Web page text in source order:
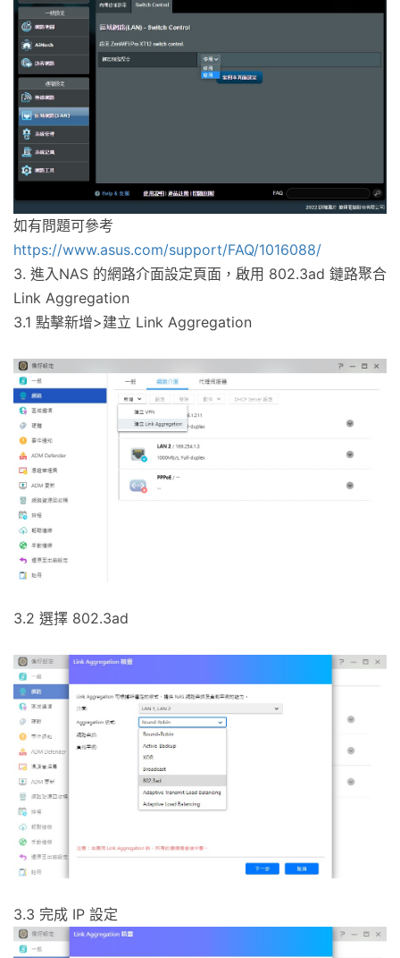
如有問題可參考
https://www.asus.com/support/FAQ/1016088/
3. 進入NAS 的網路介面設定頁面，啟用 802.3ad 鏈路聚合
Link Aggregation
3.1 點擊新增>建立 Link Aggregation
3.2 選擇 802.3ad
3.3 完成 IP 設定